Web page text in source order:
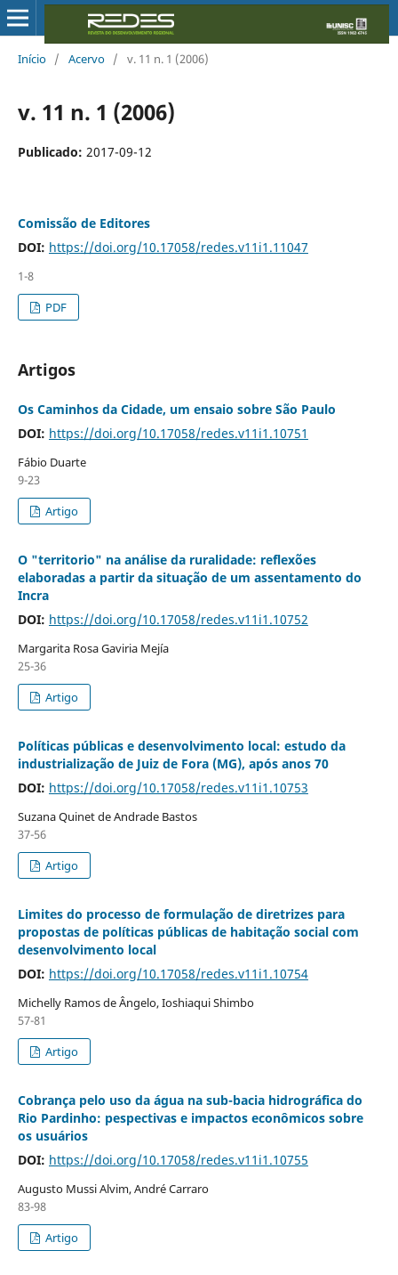
Início / Acervo / v. 11 n. 1 (2006)
v. 11 n. 1 (2006)
Publicado: 2017-09-12
Comissão de Editores
DOI: https://doi.org/10.17058/redes.v11i1.11047
1-8
PDF
Artigos
Os Caminhos da Cidade, um ensaio sobre São Paulo
DOI: https://doi.org/10.17058/redes.v11i1.10751
Fábio Duarte
9-23
Artigo
O "territorio" na análise da ruralidade: reflexões
elaboradas a partir da situação de um assentamento do
Incra
DOI: https://doi.org/10.17058/redes.v11i1.10752
Margarita Rosa Gaviria Mejía
25-36
Artigo
Políticas públicas e desenvolvimento local: estudo da
industrialização de Juiz de Fora (MG), após anos 70
DOI: https://doi.org/10.17058/redes.v11i1.10753
Suzana Quinet de Andrade Bastos
37-56
Artigo
Limites do processo de formulação de diretrizes para
propostas de políticas públicas de habitação social com
desenvolvimento local
DOI: https://doi.org/10.17058/redes.v11i1.10754
Michelly Ramos de Ângelo, Ioshiaqui Shimbo
57-81
Artigo
Cobrança pelo uso da água na sub-bacia hidrográfica do
Rio Pardinho: pespectivas e impactos econômicos sobre
os usuários
DOI: https://doi.org/10.17058/redes.v11i1.10755
Augusto Mussi Alvim, André Carraro
83-98
Artigo